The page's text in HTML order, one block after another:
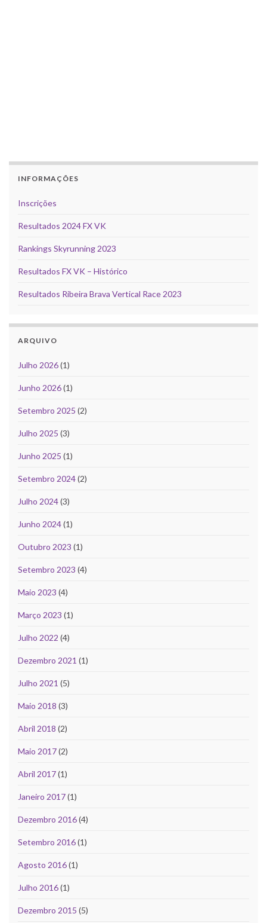
INFORMAÇÕES
Inscrições
Resultados 2024 FX VK
Rankings Skyrunning 2023
Resultados FX VK – Histórico
Resultados Ribeira Brava Vertical Race 2023
ARQUIVO
Julho 2026(1)
Junho 2026(1)
Setembro 2025 (2)
Julho 2025 (3)
Junho 2025 (1)
Setembro 2024(2)
Julho 2024(3)
Junho 2024(1)
Outubro 2023 (1)
Setembro 2023 (4)
Maio 2023 (4)
Março 2023 (1)
Julho 2022 (4)
Dezembro 2021 (1)
Julho 2021 (5)
Maio 2018 (3)
Abril 2018 (2)
Maio 2017(2)
Abril 2017(1)
Janeiro 2017(1)
Dezembro 2016(4)
Setembro 2016(1)
Agosto 2016(1)
Julho 2016(1)
Dezembro 2015 (5)